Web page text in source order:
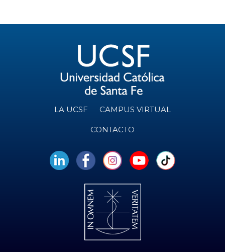
LA UCSF CAMPUS VIRTUAL
CONTACTO